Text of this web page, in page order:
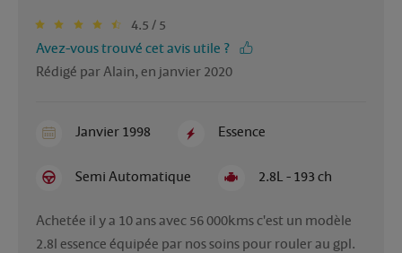
4.5 / 5
Avez-vous trouvé cet avis utile ?
Rédigé par Alain, en janvier 2020
Janvier 1998 Essence
Semi Automatique 2.8L - 193 ch
Achetée il y a 10 ans avec 56 000kms c'est un modèle
2.8l essence équipée par nos soins pour rouler au gpl.